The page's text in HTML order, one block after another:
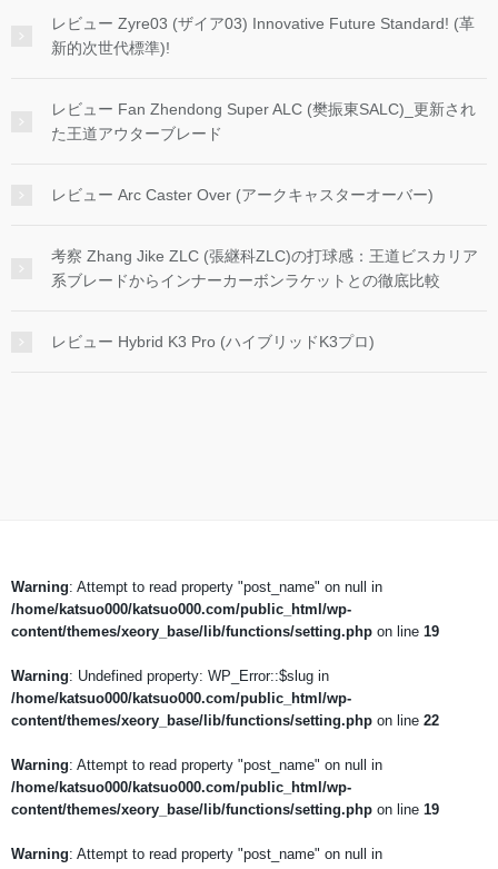
レビュー Zyre03 (ザイア03) Innovative Future Standard! (革
新的次世代標準)!
レビュー Fan Zhendong Super ALC (樊振東SALC)_更新され
た王道アウターブレード
レビュー Arc Caster Over (アークキャスターオーバー)
考察 Zhang Jike ZLC (張継科ZLC)の打球感：王道ビスカリア
系ブレードからインナーカーボンラケットとの徹底比較
レビュー Hybrid K3 Pro (ハイブリッドK3プロ)
Warning: Attempt to read property "post_name" on null in
/home/katsuo000/katsuo000.com/public_html/wp-
content/themes/xeory_base/lib/functions/setting.php on line 19
Warning: Undefined property: WP_Error::$slug in
/home/katsuo000/katsuo000.com/public_html/wp-
content/themes/xeory_base/lib/functions/setting.php on line 22
Warning: Attempt to read property "post_name" on null in
/home/katsuo000/katsuo000.com/public_html/wp-
content/themes/xeory_base/lib/functions/setting.php on line 19
Warning: Attempt to read property "post_name" on null in